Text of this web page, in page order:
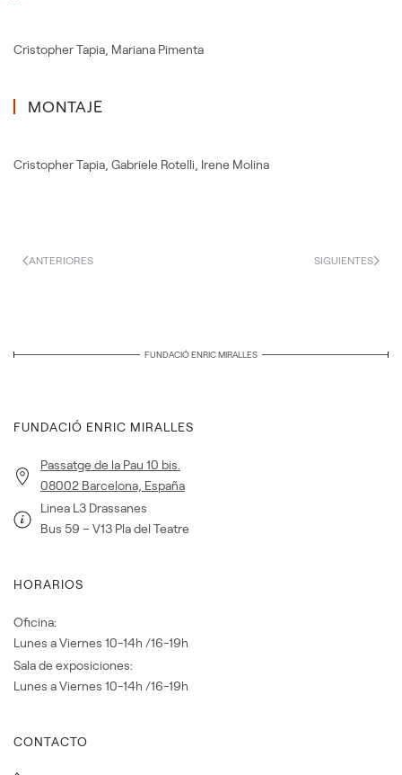
Cristopher Tapia Mariana Pimenta
MONTAJE
Cristopher Tapia Gabriele Rotelli Irene Molina
ANTERIORES SIGUIENTES
FUNDACIÓ ENRIC MIRALLES
FUNDACIÓ ENRIC MIRALLES
Passatge de la Pau 10 bis.
08002 Barcelona, España
Linea L3 Drassanes
Bus 59 – V13 Pla del Teatre
HORARIOS
Oficina:
Lunes a Viernes 10-14h /16-19h
Sala de exposiciones:
Lunes a Viernes 10-14h /16-19h
CONTACTO